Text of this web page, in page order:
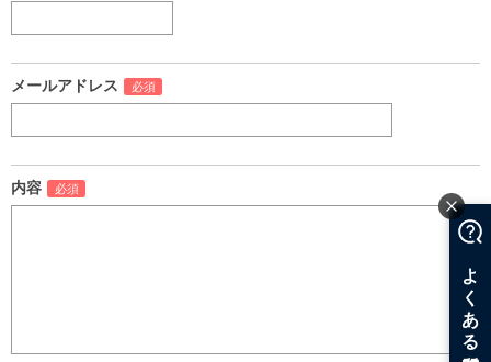
メールアドレス
内容